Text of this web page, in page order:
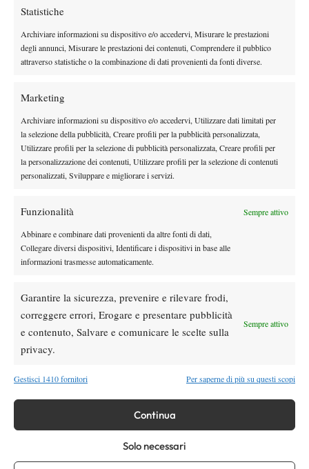
Statistiche
Archiviare informazioni su dispositivo e/o accedervi, Misurare le prestazioni
degli annunci, Misurare le prestazioni dei contenuti, Comprendere il pubblico
attraverso statistiche o la combinazione di dati provenienti da fonti diverse.
Marketing
Archiviare informazioni su dispositivo e/o accedervi, Utilizzare dati limitati per
la selezione della pubblicità, Creare profili per la pubblicità personalizzata,
Utilizzare profili per la selezione di pubblicità personalizzata, Creare profili per
la personalizzazione dei contenuti, Utilizzare profili per la selezione di contenuti
personalizzati, Sviluppare e migliorare i servizi.
Funzionalità Sempre attivo
Abbinare e combinare dati provenienti da altre fonti di dati,
Collegare diversi dispositivi, Identificare i dispositivi in base alle
informazioni trasmesse automaticamente.
Garantire la sicurezza, prevenire e rilevare frodi,
correggere errori, Erogare e presentare pubblicità
e contenuto, Salvare e comunicare le scelte sulla
privacy.
Sempre attivo
Gestisci 1410 fornitori Per saperne di più su questi scopi
Continua
Solo necessari
cecoslovacca ma non ancora americana, ed è diventata numero 1
del mondo. A marzo, però, a Amelia Island, perde 60 60 da
Chris Evert. È il momento della svolta. Perché lì incontra Nancy
Lieberman, “Lady Magic”, la più grande giocatrice nella storia
i ragazzi di Harlem. È a lei, argento olimpico a Montreal nella
prima edizione dei Giochi in cui compare il basket femminile,
che Martina si affida per dare una svolta alla sua carriera e per
conquistare New York dopo tre semifinali perse da Wendy
Turnbull, Pam Shriver e Tracy Austin, e l’eliminazione agli ottavi
nel 1980 contro Hana Mandlikova.
imparato il valore della preparazione atletica, e aggiunto un po’
di pensiero laterale grazie a Renée Richards, la transessuale che
ha battuto al primo turno e scambia con Martina, assiste agli
Wimbledon metteva agli aspetti tattici del suo gioco. Il duo
Lieberman-Richards diventa subito il Team Navratilova. È
l’inizio di una rivoluzione: Martina vincerà 442 partite su 474 tra
il 1981 e il 1989.
Ne perde solo una nel 1983. E’ probabilmente la miglior
del 1988 di Steffi Graf, che ha chiuso l’anno del Golden Slam
con 72 vittorie e 3 sconfitte, più dei due anni migliori di Roger
Federer (81-4 nel 2004, 92-5 nel 2005), più del 2011 di
Djokovic, più anche del 1969 di Rod Laver, che ha perso 15